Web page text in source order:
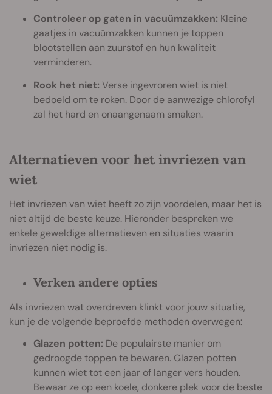
Controleer op gaten in vacuümzakken: Kleine
gaatjes in vacuümzakken kunnen je toppen
blootstellen aan zuurstof en hun kwaliteit
verminderen.
Rook het niet: Verse ingevroren wiet is niet
bedoeld om te roken. Door de aanwezige chlorofyl
zal het hard en onaangenaam smaken.
Alternatieven voor het invriezen van
wiet
Het invriezen van wiet heeft zo zijn voordelen, maar het is
niet altijd de beste keuze. Hieronder bespreken we
enkele geweldige alternatieven en situaties waarin
invriezen niet nodig is.
Verken andere opties
Als invriezen wat overdreven klinkt voor jouw situatie,
kun je de volgende beproefde methoden overwegen:
Glazen potten: De populairste manier om
gedroogde toppen te bewaren. Glazen potten
kunnen wiet tot een jaar of langer vers houden.
Bewaar ze op een koele, donkere plek voor de beste